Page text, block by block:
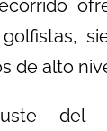
de alto
del